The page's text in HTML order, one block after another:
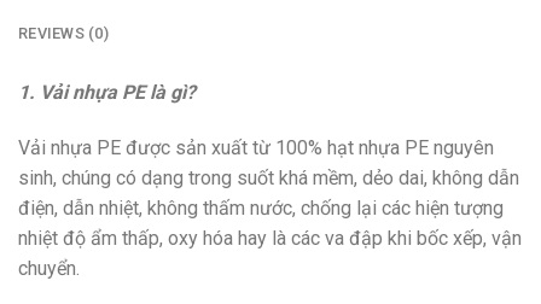
REVIEWS (0)
1. Vải nhựa PE là gì?
Vải nhựa PE được sản xuất từ 100% hạt nhựa PE nguyên
sinh, chúng có dạng trong suốt khá mềm, dẻo dai, không dẫn
điện, dẫn nhiệt, không thấm nước, chống lại các hiện tượng
nhiệt độ ẩm thấp, oxy hóa hay là các va đập khi bốc xếp, vận
chuyển.